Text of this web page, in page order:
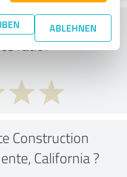
ABLEHNEN
of the price to
ratio?
Construction
California ?